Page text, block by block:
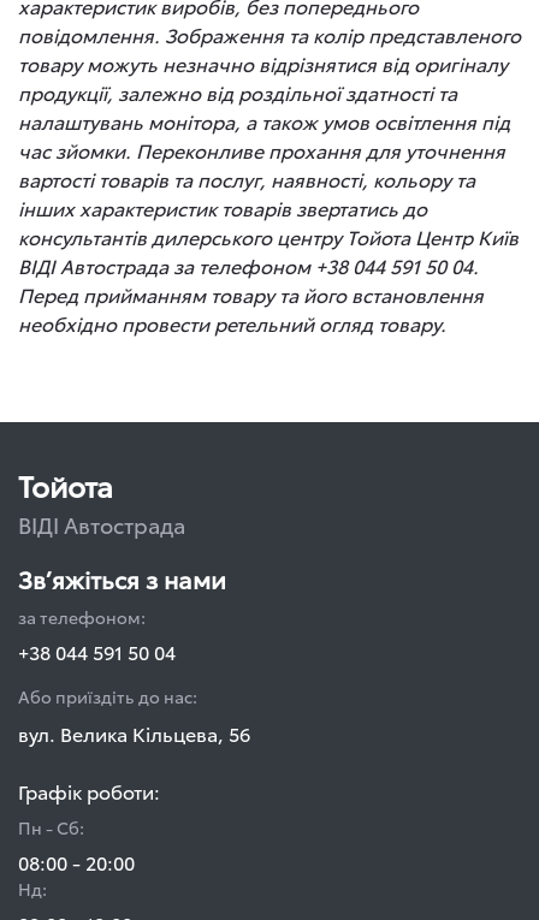
характеристик виробів, без попереднього
повідомлення. Зображення та колір представленого
товару можуть незначно відрізнятися від оригіналу
продукції, залежно від роздільної здатності та
налаштувань монітора, а також умов освітлення під
час зйомки. Переконливе прохання для уточнення
вартості товарів та послуг, наявності, кольору та
інших характеристик товарів звертатись до
консультантів дилерського центру Тойота Центр Київ
ВІДІ Автострада за телефоном +38 044 591 50 04.
Перед прийманням товару та його встановлення
необхідно провести ретельний огляд товару.
Тойота
ВІДІ Автострада
Зв’яжіться з нами
за телефоном:
+38 044 591 50 04
Або приїздіть до нас:
вул. Велика Кільцева, 56
Графік роботи:
Пн - Сб:
08:00 - 20:00
Нд: